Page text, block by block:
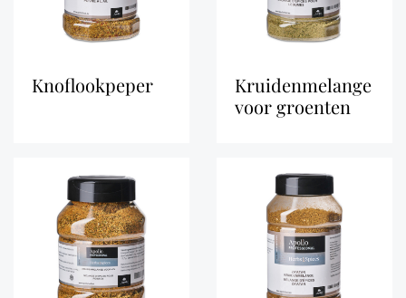
knoflookpeper
kruidenmelange
voor groenten